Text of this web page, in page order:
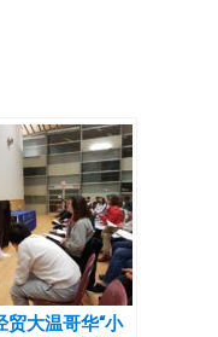
贸大温哥华“小